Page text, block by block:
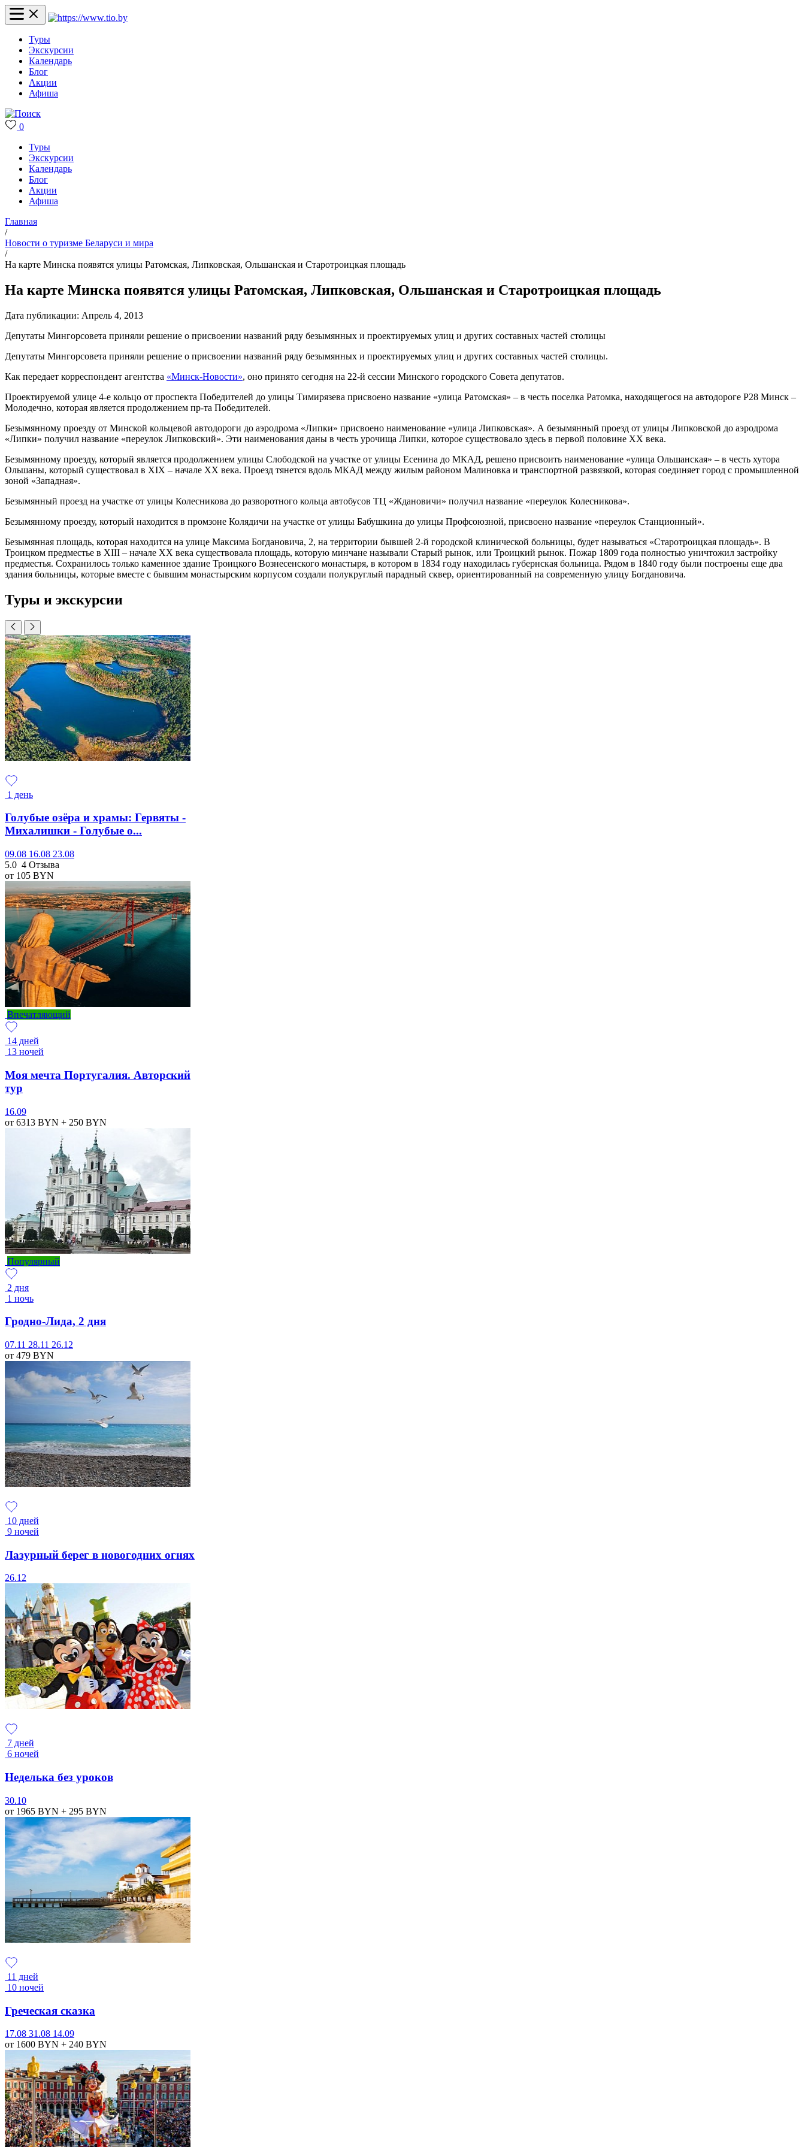
Туры
Экскурсии
Календарь
Блог
Акции
Афиша
0
Туры
Экскурсии
Календарь
Блог
Акции
Афиша
Главная
/
Новости о туризме Беларуси и мира
/
На карте Минска появятся улицы Ратомская, Липковская, Ольшанская и Старотроицкая площадь
На карте Минска появятся улицы Ратомская, Липковская, Ольшанская и Старотроицкая площадь
Дата публикации: Апрель 4, 2013
Депутаты Мингорсовета приняли решение о присвоении названий ряду безымянных и проектируемых улиц и других составных частей столицы
Депутаты Мингорсовета приняли решение о присвоении названий ряду безымянных и проектируемых улиц и других составных частей столицы.
Как передает корреспондент агентства «Минск-Новости», оно принято сегодня на 22-й сессии Минского городского Совета депутатов.
Проектируемой улице 4-е кольцо от проспекта Победителей до улицы Тимирязева присвоено название «улица Ратомская» – в честь поселка Ратомка, находящегося на автодороге Р28 Минск –
Молодечно, которая является продолжением пр-та Победителей.
Безымянному проезду от Минской кольцевой автодороги до аэродрома «Липки» присвоено наименование «улица Липковская». А безымянный проезд от улицы Липковской до аэродрома
«Липки» получил название «переулок Липковский». Эти наименования даны в честь урочища Липки, которое существовало здесь в первой половине XX века.
Безымянному проезду, который является продолжением улицы Слободской на участке от улицы Есенина до МКАД, решено присвоить наименование «улица Ольшанская» – в честь хутора
Ольшаны, который существовал в XIX – начале XX века. Проезд тянется вдоль МКАД между жилым районом Малиновка и транспортной развязкой, которая соединяет город с промышленной
зоной «Западная».
Безымянный проезд на участке от улицы Колесникова до разворотного кольца автобусов ТЦ «Ждановичи» получил название «переулок Колесникова».
Безымянному проезду, который находится в промзоне Колядичи на участке от улицы Бабушкина до улицы Профсоюзной, присвоено название «переулок Станционный».
Безымянная площадь, которая находится на улице Максима Богдановича, 2, на территории бывшей 2-й городской клинической больницы, будет называться «Старотроицкая площадь». В
Троицком предместье в XIII – начале XX века существовала площадь, которую минчане называли Старый рынок, или Троицкий рынок. Пожар 1809 года полностью уничтожил застройку
предместья. Сохранилось только каменное здание Троицкого Вознесенского монастыря, в котором в 1834 году находилась губернская больница. Рядом в 1840 году были построены еще два
здания больницы, которые вместе с бывшим монастырским корпусом создали полукруглый парадный сквер, ориентированный на современную улицу Богдановича.
Туры и экскурсии
1 день
Голубые озёра и храмы: Гервяты -
Михалишки - Голубые о...
09.08 16.08 23.08
5.0 4 Отзыва
от 105 BYN
Впечатляющий
14 дней
13 ночей
Моя мечта Португалия. Авторский
тур
16.09
от 6313 BYN + 250 BYN
Популярный
2 дня
1 ночь
Гродно-Лида, 2 дня
07.11 28.11 26.12
от 479 BYN
10 дней
9 ночей
Лазурный берег в новогодних огнях
26.12
7 дней
6 ночей
Неделька без уроков
30.10
от 1965 BYN + 295 BYN
11 дней
10 ночей
Греческая сказка
17.08 31.08 14.09
от 1600 BYN + 240 BYN